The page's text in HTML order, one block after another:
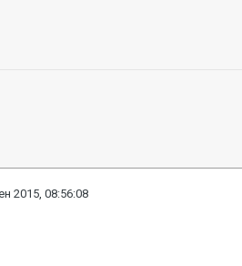
2015, 08:56:08